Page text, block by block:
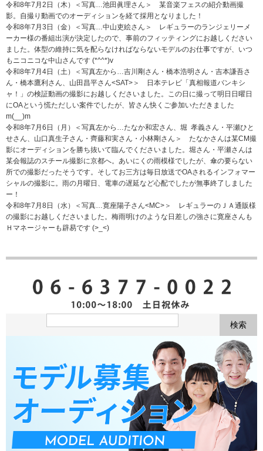
令和8年7月2日（木）＜写真…池田眞理さん＞ 某音楽フェスの紹介動画撮
影。自撮り動画でのオーディションを経て採用となりました！
令和8年7月3日（金）＜写真…中山吏絵さん＞ レギュラーのランジェリーメ
ーカー様の番組出演が決定したので、事前のフィッティングにお越しください
ました。体型の維持に気を配らなければならないモデルのお仕事ですが、いつ
もニコニコな中山さんです (*^^*)v
令和8年7月4日（土）＜写真左から…吉川剛さん・橋本浩明さん・吉本謙吾さ
ん・橋本鷹利さん、山田昌平さん<SAT>＞ 日本テレビ「真相報道バンキシ
ャ！」の検証動画の撮影にお越しくださいました。この日に撮って明日日曜日
にOAという慌ただしい案件でしたが、皆さん快くご参加いただきました
m(__)m
令和8年7月6日（月）＜写真左から…たなか和宏さん、堀 孝義さん・平瀬ひと
せさん、山口真生子さん・齊藤和実さん・小林剛さん＞ たなかさんは某CM撮
影にオーディションを勝ち抜いて臨んでくださいました。堀さん・平瀬さんは
某会報誌のスチール撮影に京都へ。あいにくの雨模様でしたが、傘の要らない
所での撮影だったそうです。そしてお三方は毎日放送でOAされるインフォマー
シャルの撮影に。雨の月曜日、電車の遅延など心配でしたが無事終了しました
ー！
令和8年7月8日（水）＜写真…寛座陽子さん<MC>＞ レギュラーのＪＡ通販様
の撮影にお越しくださいました。梅雨明けのような日差しの強さに寛座さんも
Ｈマネージャーも辟易です (>_<)